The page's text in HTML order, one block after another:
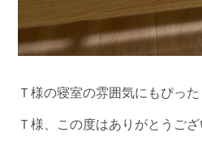
Ｔ様の寝室の雰囲気にもぴった
Ｔ様、この度はありがとうござ